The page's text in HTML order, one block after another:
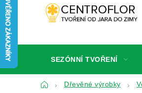
SEZÓNNÍ TVOŘENÍ
DomůDřevěné výrobky